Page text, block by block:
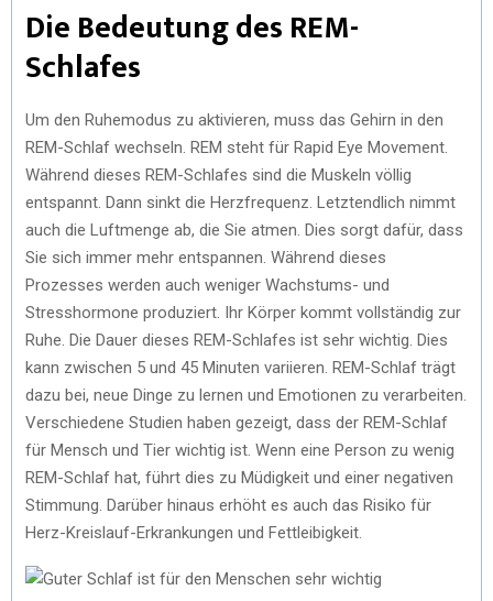
Die Bedeutung des REM-
Schlafes
Um den Ruhemodus zu aktivieren, muss das Gehirn in den
REM-Schlaf wechseln. REM steht für Rapid Eye Movement.
Während dieses REM-Schlafes sind die Muskeln völlig
entspannt. Dann sinkt die Herzfrequenz. Letztendlich nimmt
auch die Luftmenge ab, die Sie atmen. Dies sorgt dafür, dass
Sie sich immer mehr entspannen. Während dieses
Prozesses werden auch weniger Wachstums- und
Stresshormone produziert. Ihr Körper kommt vollständig zur
Ruhe. Die Dauer dieses REM-Schlafes ist sehr wichtig. Dies
kann zwischen 5 und 45 Minuten variieren. REM-Schlaf trägt
dazu bei, neue Dinge zu lernen und Emotionen zu verarbeiten.
Verschiedene Studien haben gezeigt, dass der REM-Schlaf
für Mensch und Tier wichtig ist. Wenn eine Person zu wenig
REM-Schlaf hat, führt dies zu Müdigkeit und einer negativen
Stimmung. Darüber hinaus erhöht es auch das Risiko für
Herz-Kreislauf-Erkrankungen und Fettleibigkeit.